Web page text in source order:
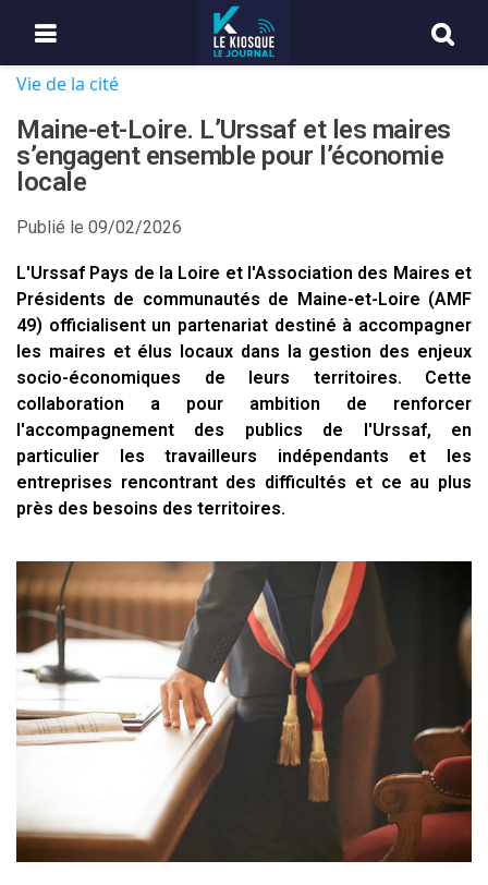
Vie de la cité
Maine-et-Loire. L’Urssaf et les maires
s’engagent ensemble pour l’économie
locale
Publié le 09/02/2026
L'Urssaf Pays de la Loire et l'Association des Maires et
Présidents de communautés de Maine-et-Loire (AMF
49) officialisent un partenariat destiné à accompagner
les maires et élus locaux dans la gestion des enjeux
socio-économiques de leurs territoires. Cette
collaboration a pour ambition de renforcer
l'accompagnement des publics de l'Urssaf, en
particulier les travailleurs indépendants et les
entreprises rencontrant des difficultés et ce au plus
près des besoins des territoires.